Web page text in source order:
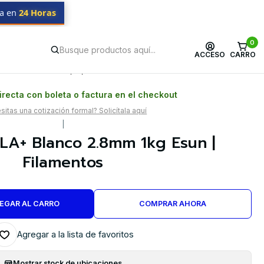
ACCESO
0
CARRO
en 24 Horas
con boleta o factura en el checkout
una cotización formal? Solicítala aquí
Blanco 2.8mm 1kg Esun |
Filamentos
AL CARRO COMPRAR AHORA
Agregar a la lista de favoritos